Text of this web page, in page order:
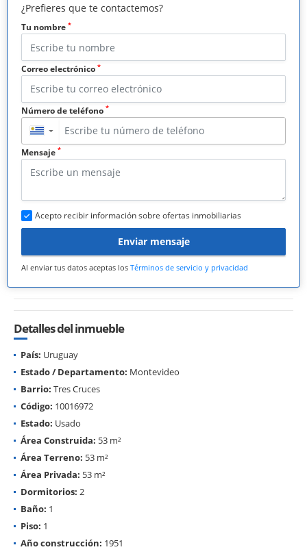
¿Prefieres que te contactemos?
Tu nombre *
Correo electrónico *
Número de teléfono *
▼
Mensaje *
Acepto recibir información sobre ofertas inmobiliarias
Enviar mensaje
Al enviar tus datos aceptas los Términos de servicio y privacidad
Detalles del inmueble
País: Uruguay
Estado / Departamento: Montevideo
Barrio: Tres Cruces
Código: 10016972
Estado: Usado
Área Construida: 53 m²
Área Terreno: 53 m²
Área Privada: 53 m²
Dormitorios: 2
Baño: 1
Piso: 1
Año construcción: 1951